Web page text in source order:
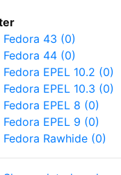
Fedora 43 (0)
Fedora 44 (0)
Fedora EPEL 10.2 (0)
Fedora EPEL 10.3 (0)
Fedora EPEL 8 (0)
Fedora EPEL 9 (0)
Fedora Rawhide (0)